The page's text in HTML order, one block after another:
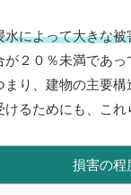
によって大きな
２０％未満であ
り、建物の主要
るためにも、これ
損害の程